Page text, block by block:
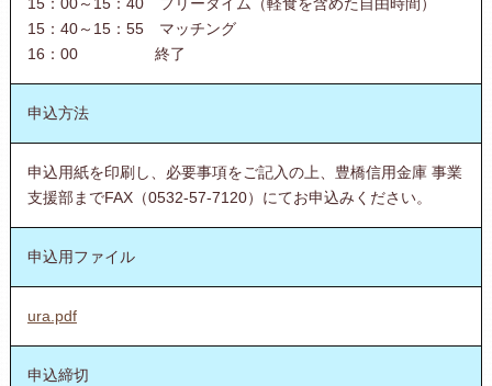
15：40～15：55 マッチング
16：00 終了
申込方法
申込用紙を印刷し、必要事項をご記入の上、豊橋信用金庫 事業
支援部までFAX（0532-57-7120）にてお申込みください。
申込用ファイル
ura.pdf
申込締切